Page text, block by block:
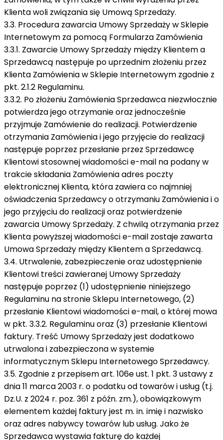
Klienta woli związania się Umową Sprzedaży.
3.3. Procedura zawarcia Umowy Sprzedaży w Sklepie
Internetowym za pomocą Formularza Zamówienia
3.3.1. Zawarcie Umowy Sprzedaży między Klientem a
Sprzedawcą następuje po uprzednim złożeniu przez
Klienta Zamówienia w Sklepie Internetowym zgodnie z
pkt. 2.1.2 Regulaminu.
3.3.2. Po złożeniu Zamówienia Sprzedawca niezwłocznie
potwierdza jego otrzymanie oraz jednocześnie
przyjmuje Zamówienie do realizacji. Potwierdzenie
otrzymania Zamówienia i jego przyjęcie do realizacji
następuje poprzez przesłanie przez Sprzedawcę
Klientowi stosownej wiadomości e-mail na podany w
trakcie składania Zamówienia adres poczty
elektronicznej Klienta, która zawiera co najmniej
oświadczenia Sprzedawcy o otrzymaniu Zamówienia i o
jego przyjęciu do realizacji oraz potwierdzenie
zawarcia Umowy Sprzedaży. Z chwilą otrzymania przez
Klienta powyższej wiadomości e-mail zostaje zawarta
Umowa Sprzedaży między Klientem a Sprzedawcą.
3.4. Utrwalenie, zabezpieczenie oraz udostępnienie
Klientowi treści zawieranej Umowy Sprzedaży
następuje poprzez (1) udostępnienie niniejszego
Regulaminu na stronie Sklepu Internetowego, (2)
przesłanie Klientowi wiadomości e-mail, o której mowa
w pkt. 3.3.2. Regulaminu oraz (3) przesłanie Klientowi
faktury. Treść Umowy Sprzedaży jest dodatkowo
utrwalona i zabezpieczona w systemie
informatycznym Sklepu Internetowego Sprzedawcy.
3.5. Zgodnie z przepisem art. 106e ust. 1 pkt. 3 ustawy z
dnia 11 marca 2003 r. o podatku od towarów i usług (t.j.
Dz.U. z 2024 r. poz. 361 z późn. zm.), obowiązkowym
elementem każdej faktury jest m. in. imię i nazwisko
oraz adres nabywcy towarów lub usług. Jako że
Sprzedawca wystawia fakturę do każdej